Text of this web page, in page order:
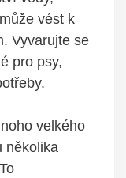
vést k
Vyvarujte se
pro psy,
velkého
několika